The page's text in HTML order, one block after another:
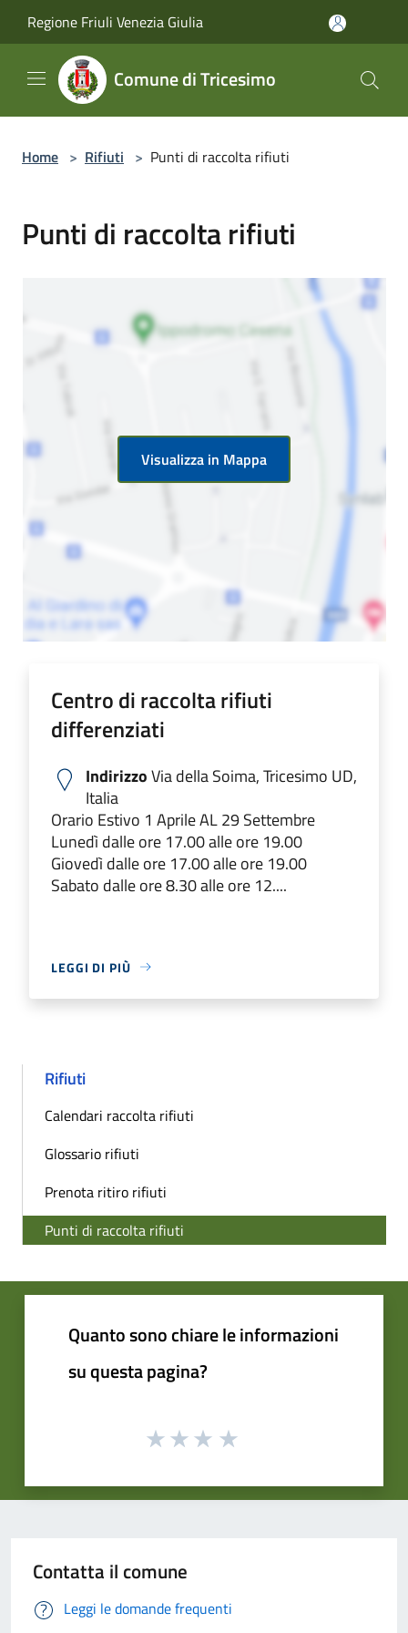
Regione Friuli Venezia Giulia
Comune di Tricesimo
Home > Rifiuti > Punti di raccolta rifiuti
Punti di raccolta rifiuti
Visualizza in Mappa
Centro di raccolta rifiuti
differenziati
IndirizzoVia della Soima, Tricesimo UD,
Italia
Orario Estivo 1 Aprile AL 29 Settembre
Lunedì dalle ore 17.00 alle ore 19.00
Giovedì dalle ore 17.00 alle ore 19.00
Sabato dalle ore 8.30 alle ore 12....
LEGGI DI PIÙ
Rifiuti
Calendari raccolta rifiuti
Glossario rifiuti
Prenota ritiro rifiuti
Punti di raccolta rifiuti
Quanto sono chiare le informazioni
su questa pagina?
Contatta il comune
Leggi le domande frequenti